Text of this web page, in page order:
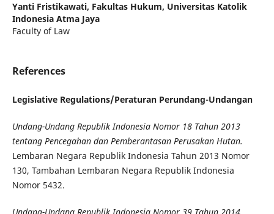
Yanti Fristikawati, Fakultas Hukum, Universitas Katolik
Indonesia Atma Jaya
Faculty of Law
References
Legislative Regulations/Peraturan Perundang-Undangan
Undang-Undang Republik Indonesia Nomor 18 Tahun 2013
tentang Pencegahan dan Pemberantasan Perusakan Hutan.
Lembaran Negara Republik Indonesia Tahun 2013 Nomor
130, Tambahan Lembaran Negara Republik Indonesia
Nomor 5432.